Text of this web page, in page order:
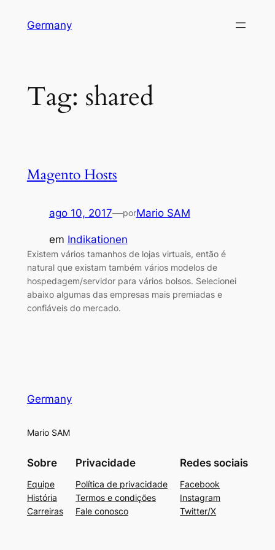
Germany
Tag: shared
Magento Hosts
ago 10, 2017—porMario SAM
em Indikationen
Existem vários tamanhos de lojas virtuais, então é
natural que existam também vários modelos de
hospedagem/servidor para vários bolsos. Selecionei
abaixo algumas das empresas mais premiadas e
confiáveis do mercado.
Germany
Mario SAM
Sobre
Equipe
História
Carreiras
Privacidade
Política de privacidade
Termos e condições
Fale conosco
Redes sociais
Facebook
Instagram
Twitter/X